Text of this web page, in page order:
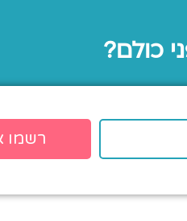
כולם?
רשמו אותי